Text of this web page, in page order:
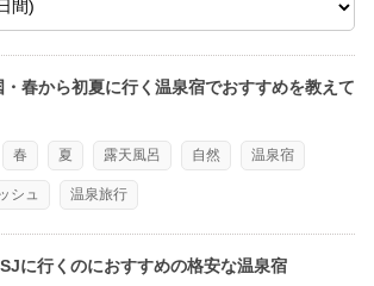
・春から初夏に行く温泉宿でおすすめを教えて
春 夏 露天風呂 自然 温泉宿
シュ 温泉旅行
に行くのにおすすめの格安な温泉宿